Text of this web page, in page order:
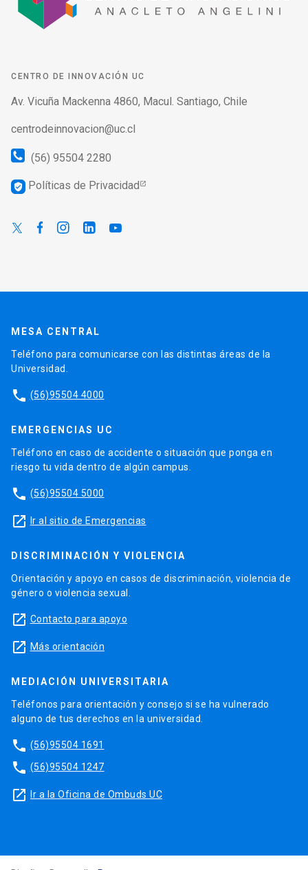
CENTRO DE INNOVACIÓN UC
Av. Vicuña Mackenna 4860, Macul. Santiago, Chile
centrodeinnovacion@uc.cl
(56) 95504 2280
verified_user Políticas de Privacidad
MESA CENTRAL
Teléfono para comunicarse con las distintas áreas de la
Universidad.
phone (56)95504 4000
EMERGENCIAS UC
Teléfono en caso de accidente o situación que ponga en
riesgo tu vida dentro de algún campus.
phone (56)95504 5000
launch Ir al sitio de Emergencias
DISCRIMINACIÓN Y VIOLENCIA
Orientación y apoyo en casos de discriminación, violencia de
género o violencia sexual.
launch Contacto para apoyo
launch Más orientación
MEDIACIÓN UNIVERSITARIA
Teléfonos para orientación y consejo si se ha vulnerado
alguno de tus derechos en la universidad.
phone (56)95504 1691
phone (56)95504 1247
launch Ir a la Oficina de Ombuds UC